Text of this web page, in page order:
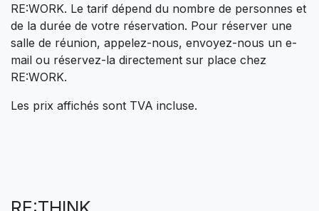
RE:WORK. Le tarif dépend du nombre de personnes et
de la durée de votre réservation. Pour réserver une
salle de réunion, appelez-nous, envoyez-nous un e-
mail ou réservez-la directement sur place chez
RE:WORK.
Les prix affichés sont TVA incluse.